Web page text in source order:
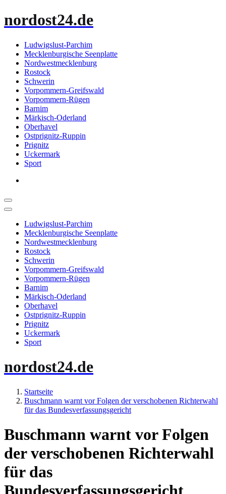
Inhalt
nordost24.de
Ludwigslust-Parchim
Mecklenburgische Seenplatte
Nordwestmecklenburg
Rostock
Schwerin
Vorpommern-Greifswald
Vorpommern-Rügen
Barnim
Märkisch-Oderland
Oberhavel
Ostprignitz-Ruppin
Prignitz
Uckermark
Sport
Ludwigslust-Parchim
Mecklenburgische Seenplatte
Nordwestmecklenburg
Rostock
Schwerin
Vorpommern-Greifswald
Vorpommern-Rügen
Barnim
Märkisch-Oderland
Oberhavel
Ostprignitz-Ruppin
Prignitz
Uckermark
Sport
nordost24.de
Startseite
Buschmann warnt vor Folgen der verschobenen Richterwahl
für das Bundesverfassungsgericht
Buschmann warnt vor Folgen
der verschobenen Richterwahl
für das